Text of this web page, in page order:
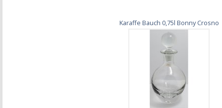
Karaffe Bauch 0,75l Bonny Crosno